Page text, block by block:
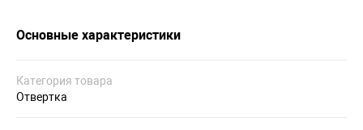
Основные характеристики
Категория товара
Отвертка